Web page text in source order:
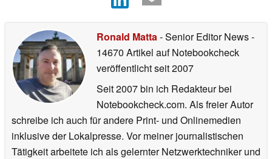
Ronald Matta- Senior Editor News-
14670 Artikel auf Notebookcheck
veröffentlichtseit 2007
Seit 2007 bin ich Redakteur bei
Notebookcheck.com. Als freier Autor
schreibe ich auch für andere Print- und Onlinemedien
inklusive der Lokalpresse. Vor meiner journalistischen
Tätigkeit arbeitete ich als gelernter Netzwerktechniker und